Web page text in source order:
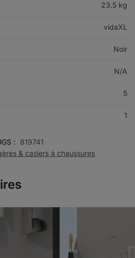
23.5 kg
vidaXL
Noir
N/A
5
1
:
819741
& casiers à chaussures